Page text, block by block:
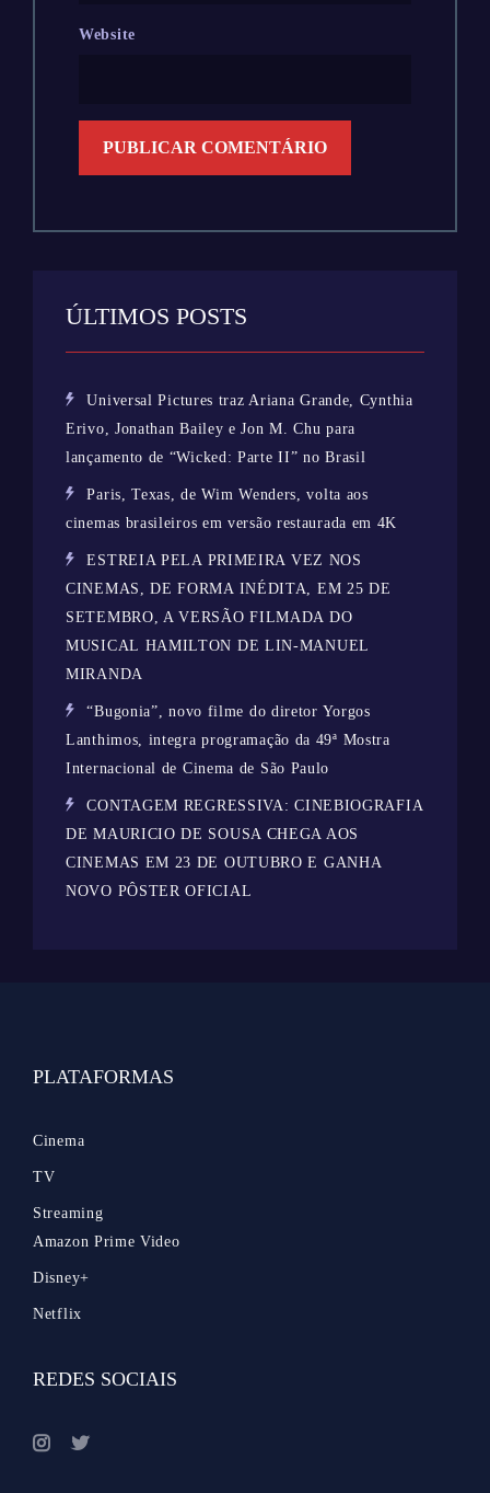
Website
ÚLTIMOS POSTS
Universal Pictures traz Ariana Grande, Cynthia
Erivo, Jonathan Bailey e Jon M. Chu para
lançamento de “Wicked: Parte II” no Brasil
Paris, Texas, de Wim Wenders, volta aos
cinemas brasileiros em versão restaurada em 4K
ESTREIA PELA PRIMEIRA VEZ NOS
CINEMAS, DE FORMA INÉDITA, EM 25 DE
SETEMBRO, A VERSÃO FILMADA DO
MUSICAL HAMILTON DE LIN-MANUEL
MIRANDA
“Bugonia”, novo filme do diretor Yorgos
Lanthimos, integra programação da 49ª Mostra
Internacional de Cinema de São Paulo
CONTAGEM REGRESSIVA: CINEBIOGRAFIA
DE MAURICIO DE SOUSA CHEGA AOS
CINEMAS EM 23 DE OUTUBRO E GANHA
NOVO PÔSTER OFICIAL
PLATAFORMAS
Cinema
TV
Streaming
Amazon Prime Video
Disney+
Netflix
REDES SOCIAIS